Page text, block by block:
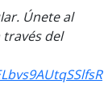
Únete al
del